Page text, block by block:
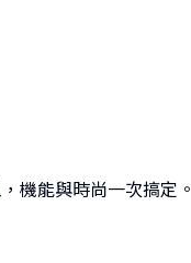
機能與時尚一次搞定。